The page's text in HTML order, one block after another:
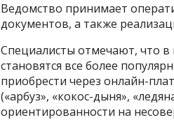
Ведомство принимает
документов, а также
Специалисты отмечают, что
становятся все более
приобрести через онлайн-
(«арбуз», «кокос-дыня»,
ориентированности на